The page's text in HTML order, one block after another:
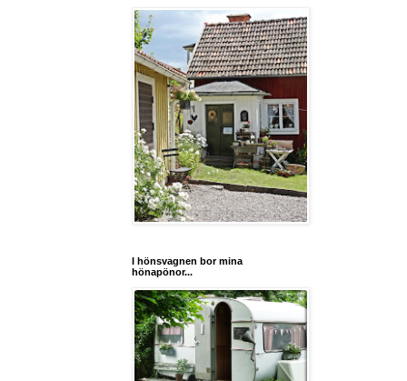
I hönsvagnen bor mina
hönapönor...